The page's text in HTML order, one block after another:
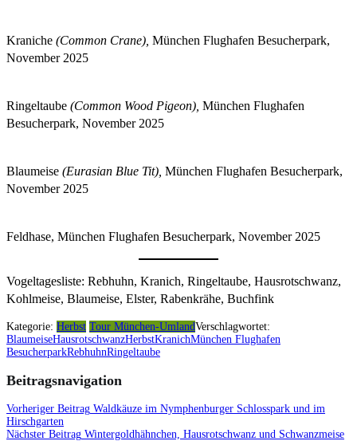
Kraniche (Common Crane), München Flughafen Besucherpark,
November 2025
Ringeltaube (Common Wood Pigeon), München Flughafen
Besucherpark, November 2025
Blaumeise (Eurasian Blue Tit), München Flughafen Besucherpark,
November 2025
Feldhase, München Flughafen Besucherpark, November 2025
Vogeltagesliste: Rebhuhn, Kranich, Ringeltaube, Hausrotschwanz,
Kohlmeise, Blaumeise, Elster, Rabenkrähe, Buchfink
Kategorie: Herbst Tour München-UmlandVerschlagwortet:
BlaumeiseHausrotschwanzHerbstKranichMünchen Flughafen
BesucherparkRebhuhnRingeltaube
Beitragsnavigation
Vorheriger Beitrag Waldkäuze im Nymphenburger Schlosspark und im
Hirschgarten
Nächster Beitrag Wintergoldhähnchen, Hausrotschwanz und Schwanzmeise